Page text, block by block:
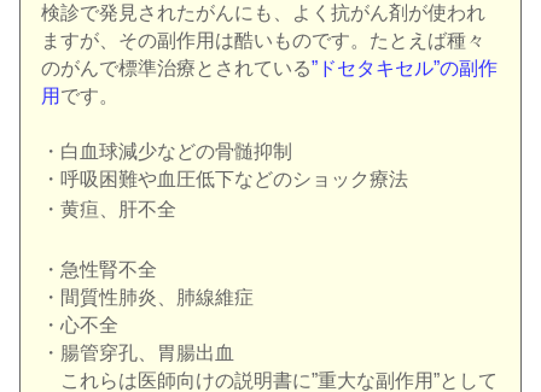
検診で発見されたがんにも、よく抗がん剤が使われ
ますが、その副作用は酷いものです。たとえば種々
のがんで標準治療とされている”ドセタキセル”の副作
用 です。
・白血球減少などの骨髄抑制
・呼吸困難や血圧低下などのショック療法
・黄疸、肝不全
・急性腎不全
・間質性肺炎、肺線維症
・心不全
・腸管穿孔、胃腸出血
これらは医師向けの説明書に”重大な副作用”として